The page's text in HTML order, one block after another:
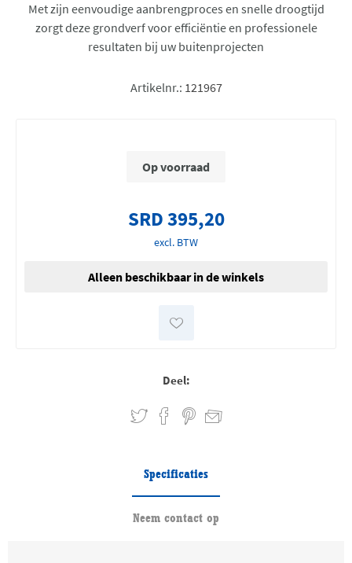
Met zijn eenvoudige aanbrengproces en snelle droogtijd
zorgt deze grondverf voor efficiëntie en professionele
resultaten bij uw buitenprojecten
Artikelnr.: 121967
Op voorraad
SRD 395,20
excl. BTW
Alleen beschikbaar in de winkels
Deel:
Specificaties
Neem contact op